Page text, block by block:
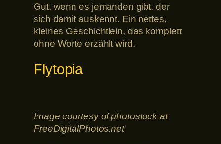
Gut, wenn es jemanden gibt, der
sich damit auskennt. Ein nettes,
kleines Geschichtlein, das komplett
ohne Worte erzählt wird.
Flytopia
Image courtesy of photostock at
FreeDigitalPhotos.net